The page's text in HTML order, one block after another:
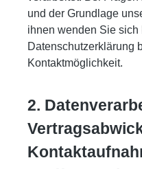
und der Grundlage
ihnen wenden Sie
Datenschutzerklärung
Kontaktmöglichkeit.
2.